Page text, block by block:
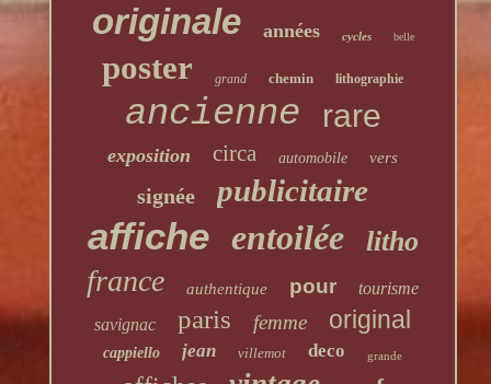
originale années cycles belle
poster grand chemin lithographie
ancienne rare
exposition circa automobile vers
signée publicitaire
affiche entoilée litho
france authentique pour
tourisme
savignac
paris femme original
cappiello jean villemot deco grande